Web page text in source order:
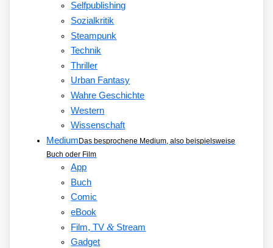
Selfpublishing
Sozialkritik
Steampunk
Technik
Thriller
Urban Fantasy
Wahre Geschichte
Western
Wissenschaft
Medium Das besprochene Medium, also beispielsweise
Buch oder Film
App
Buch
Comic
eBook
Film, TV&Stream
Gadget